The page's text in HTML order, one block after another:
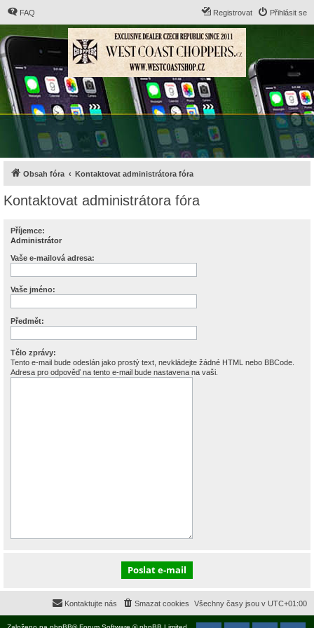
FAQ Přihlásit se
Registrovat
Obsah fóra Kontaktovat administrátora fóra
Kontaktovat administrátora fóra
Příjemce:
Administrátor
Vaše e-mailová adresa:
Vaše jméno:
Předmět:
Tělo zprávy:
Tento e-mail bude odeslán jako prostý text, nevkládejte žádné HTML nebo BBCode.
Adresa pro odpověď na tento e-mail bude nastavena na vaši.
Všechny časy jsou v UTC+01:00
Smazat cookies
Kontaktujte nás